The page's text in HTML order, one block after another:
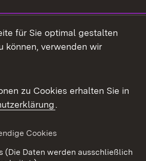
für Sie optimal gestalten
können, verwenden wir
zu Cookies erhalten Sie in
.
Cookies
(Die Daten werden ausschließlich